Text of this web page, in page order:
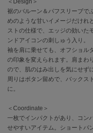
célon
セロン
Clarks Premium
クラークス
CODE A
コードエー
COLE HAAN
CONVERSE
コンバース
裾のバルーン＆パフスリーブで
めのような甘いイメージだけれ
ストの仕様で、エッジの効いた
ンドアイコンの刺しゅう入り。
袖を肩に乗せても、オフショル
の印象を変えられます。肩まわ
ので、肌のはみ出しを気にせず
周りはボタン留めで、バックス
に。
＜Coordinate＞
一枚でインパクトがあり、コン
せやすいアイテム。ショートパ